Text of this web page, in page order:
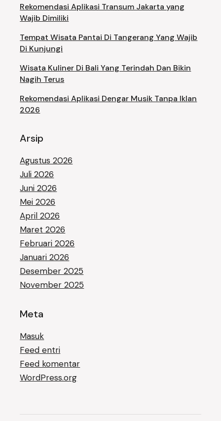
Rekomendasi Aplikasi Transum Jakarta yang
Wajib Dimiliki
Tempat Wisata Pantai Di Tangerang Yang Wajib
Di Kunjungi
Wisata Kuliner Di Bali Yang Terindah Dan Bikin
Nagih Terus
Rekomendasi Aplikasi Dengar Musik Tanpa Iklan
2026
Arsip
Agustus 2026
Juli 2026
Juni 2026
Mei 2026
April 2026
Maret 2026
Februari 2026
Januari 2026
Desember 2025
November 2025
Meta
Masuk
Feed entri
Feed komentar
WordPress.org